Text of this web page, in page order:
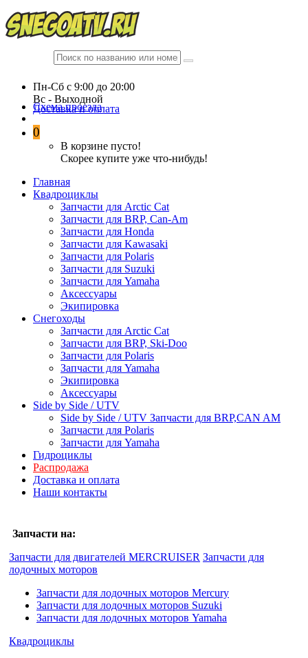
Пн-Сб c 9:00 до 20:00
Вc - Выходной
Схема проезда
Доставка и оплата
0
В корзине пусто!
Скорее купите уже что-нибудь!
Главная
Квадроциклы
Запчасти для Arctic Cat
Запчасти для BRP, Can-Am
Запчасти для Honda
Запчасти для Kawasaki
Запчасти для Polaris
Запчасти для Suzuki
Запчасти для Yamaha
Аксессуары
Экипировка
Снегоходы
Запчасти для Arctic Cat
Запчасти для BRP, Ski-Doo
Запчасти для Polaris
Запчасти для Yamaha
Экипировка
Аксессуары
Side by Side / UTV
Side by Side / UTV Запчасти для BRP,CAN AM
Запчасти для Polaris
Запчасти для Yamaha
Гидроциклы
Распродажа
Доставка и оплата
Наши контакты
Запчасти на:
Запчасти для двигателей MERCRUISER Запчасти для
лодочных моторов
Запчасти для лодочных моторов Mercury
Запчасти для лодочных моторов Suzuki
Запчасти для лодочных моторов Yamaha
Квадроциклы